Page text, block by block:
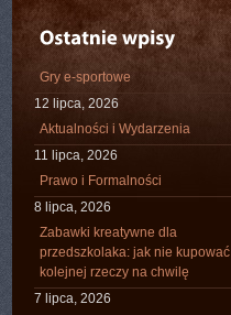
Gry e-sportowe
12 lipca, 2026
Aktualności i Wydarzenia
11 lipca, 2026
Prawo i Formalności
8 lipca, 2026
Zabawki kreatywne dla
przedszkolaka: jak nie kupować
kolejnej rzeczy na chwilę
7 lipca, 2026